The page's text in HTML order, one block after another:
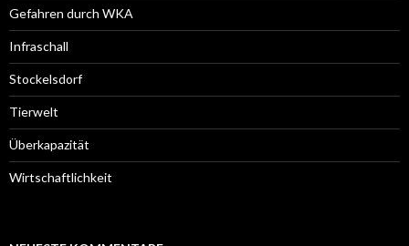
Gefahren durch WKA
Infraschall
Stockelsdorf
Tierwelt
Überkapazität
Wirtschaftlichkeit